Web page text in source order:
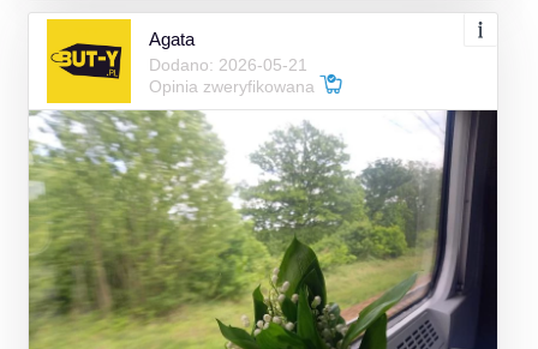
Agata
Dodano: 2026-05-21
Opinia zweryfikowana